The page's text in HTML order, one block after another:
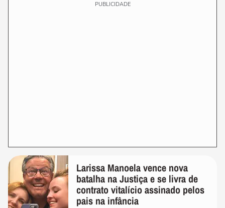
PUBLICIDADE
Larissa Manoela vence nova
batalha na Justiça e se livra de
contrato vitalício assinado pelos
pais na infância